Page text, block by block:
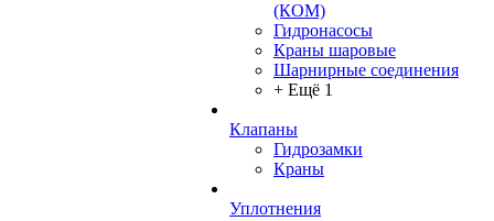
(КОМ)
Гидронасосы
Краны шаровые
Шарнирные соединения
+ Ещё 1
Клапаны
Гидрозамки
Краны
Уплотнения